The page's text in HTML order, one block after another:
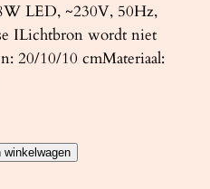
LED, ~230V, 50Hz,
ILichtbron wordt niet
20/10/10 cmMateriaal:
winkelwagen